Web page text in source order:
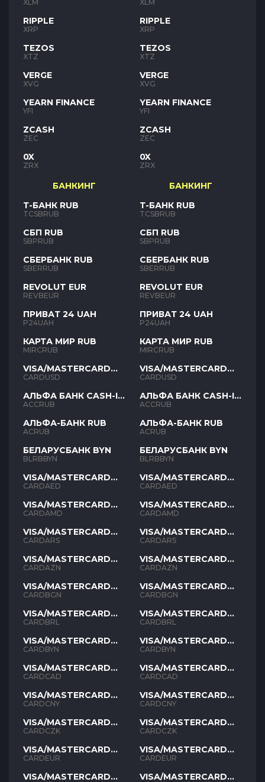
XLM
RIPPLE
XRP
TEZOS
XTZ
VERGE
XVG
YEARN FINANCE
YFI
ZCASH
ZEC
0X
ZRX
БАНКИНГ
Т-БАНК RUB
TCSBRUB
СБП RUB
SBPRUB
СБЕРБАНК RUB
SBERRUB
REVOLUT EUR
REVBEUR
ПРИВАТ 24 UAH
P24UAH
КАРТА МИР RUB
MIRCRUB
VISA/MASTERCARD
USD
CARDUSD
АЛЬФА БАНК CASH-IN
RUB
ACCRUB
АЛЬФА-БАНК RUB
ACRUB
БЕЛАРУСБАНК BYN
BLRBBYN
VISA/MASTERCARD
AED
CARDAED
VISA/MASTERCARD
AMD
CARDAMD
VISA/MASTERCARD
ARS
CARDARS
VISA/MASTERCARD
AZN
CARDAZN
VISA/MASTERCARD
BGN
CARDBGN
VISA/MASTERCARD
BRL
CARDBRL
VISA/MASTERCARD
BYN
CARDBYN
VISA/MASTERCARD
CAD
CARDCAD
VISA/MASTERCARD
CNY
CARDCNY
VISA/MASTERCARD
CZK
CARDCZK
VISA/MASTERCARD
EUR
CARDEUR
VISA/MASTERCARD
XLM
RIPPLE
XRP
TEZOS
XTZ
VERGE
XVG
YEARN FINANCE
YFI
ZCASH
ZEC
0X
ZRX
БАНКИНГ
Т-БАНК RUB
TCSBRUB
СБП RUB
SBPRUB
СБЕРБАНК RUB
SBERRUB
REVOLUT EUR
REVBEUR
ПРИВАТ 24 UAH
P24UAH
КАРТА МИР RUB
MIRCRUB
VISA/MASTERCARD
USD
CARDUSD
АЛЬФА БАНК CASH-IN
RUB
ACCRUB
АЛЬФА-БАНК RUB
ACRUB
БЕЛАРУСБАНК BYN
BLRBBYN
VISA/MASTERCARD
AED
CARDAED
VISA/MASTERCARD
AMD
CARDAMD
VISA/MASTERCARD
ARS
CARDARS
VISA/MASTERCARD
AZN
CARDAZN
VISA/MASTERCARD
BGN
CARDBGN
VISA/MASTERCARD
BRL
CARDBRL
VISA/MASTERCARD
BYN
CARDBYN
VISA/MASTERCARD
CAD
CARDCAD
VISA/MASTERCARD
CNY
CARDCNY
VISA/MASTERCARD
CZK
CARDCZK
VISA/MASTERCARD
EUR
CARDEUR
VISA/MASTERCARD